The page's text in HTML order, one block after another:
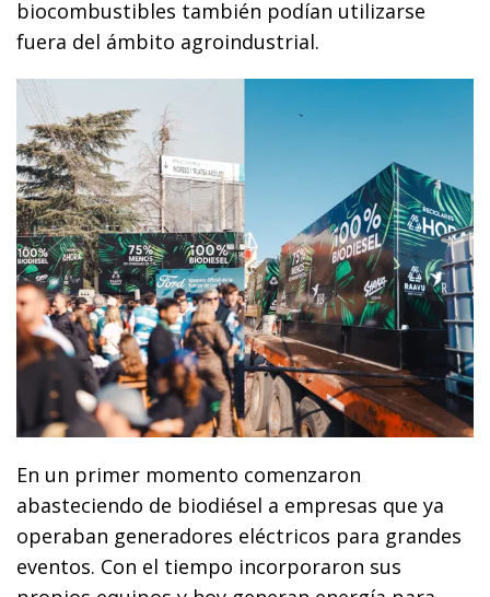
biocombustibles también podían utilizarse
fuera del ámbito agroindustrial.
En un primer momento comenzaron
abasteciendo de biodiésel a empresas que ya
operaban generadores eléctricos para grandes
eventos. Con el tiempo incorporaron sus